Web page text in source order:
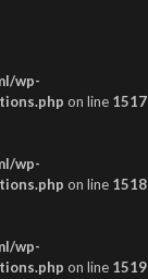
wp-
on line 1517
wp-
on line 1518
wp-
on line 1519